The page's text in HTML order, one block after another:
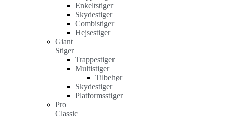
Enkeltstiger
Skydestiger
Combistiger
Hejsestiger
Giant
Stiger
Trappestiger
Multistiger
Tilbehør
Skydestiger
Platformsstiger
Pro
Classic